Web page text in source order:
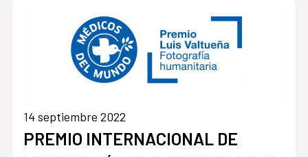
14 septiembre 2022
PREMIO INTERNACIONAL DE